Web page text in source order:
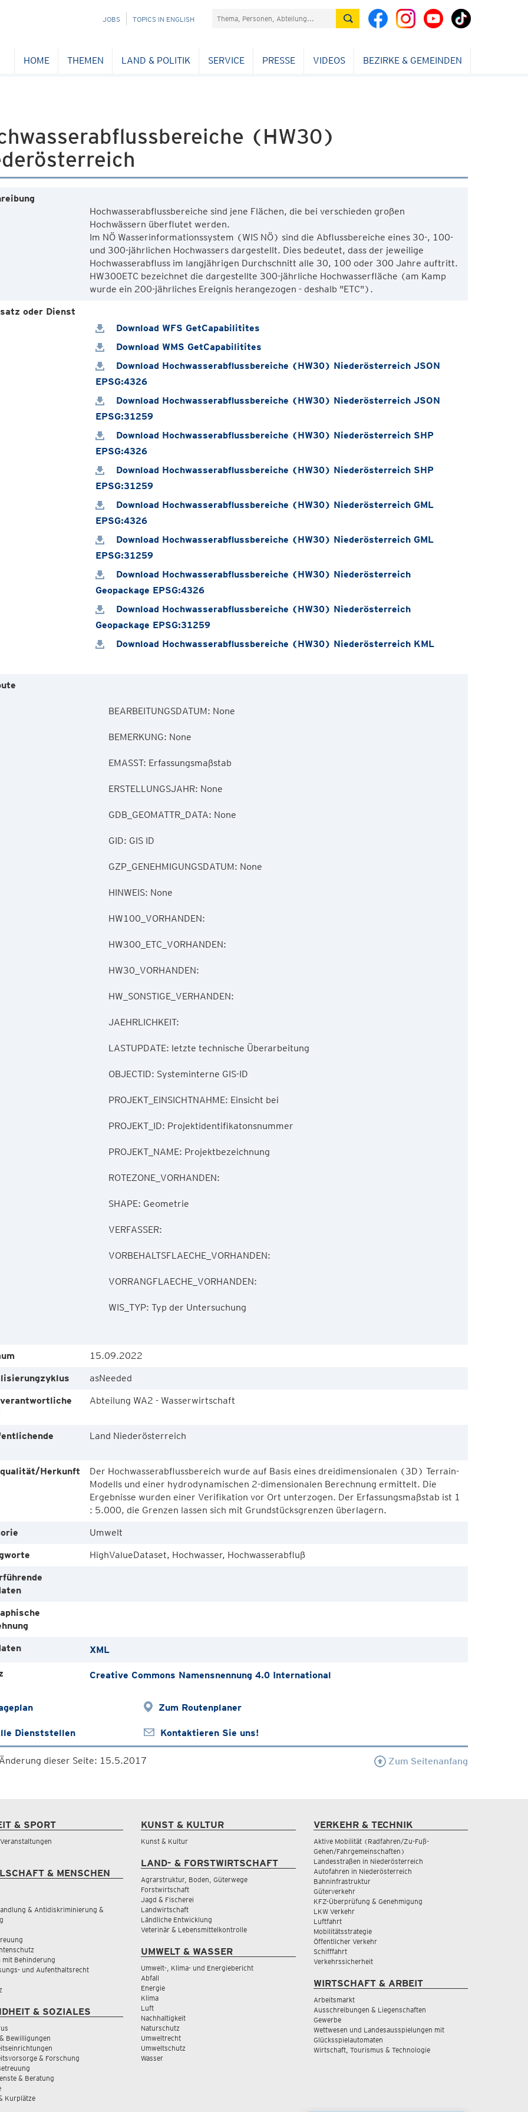
NAVIGATION
JOBS TOPICS IN ENGLISH Suchefeld
HOME THEMEN LAND & POLITIK SERVICE PRESSE VIDEOS BEZIRKE & GEMEINDEN
(HW30)
Hochwasserabflussbereiche sind jene Flächen, die bei verschieden großen
Hochwässern überflutet werden.
Im NÖ Wasserinformationssystem (WIS NÖ) sind die Abflussbereiche eines 30-, 100-
und 300-jährlichen Hochwassers dargestellt. Dies bedeutet, dass der jeweilige
Hochwasserabfluss im langjährigen Durchschnitt alle 30, 100 oder 300 Jahre auftritt.
HW300ETC bezeichnet die dargestellte 300-jährliche Hochwasserfläche (am Kamp
oder Dienst
Download WFS GetCapabilitites
Download WMS GetCapabilitites
Download Hochwasserabflussbereiche (HW30) Niederösterreich JSON
EPSG:4326
Download Hochwasserabflussbereiche (HW30) Niederösterreich JSON
EPSG:31259
Download Hochwasserabflussbereiche (HW30) Niederösterreich SHP
EPSG:4326
Download Hochwasserabflussbereiche (HW30) Niederösterreich SHP
EPSG:31259
Download Hochwasserabflussbereiche (HW30) Niederösterreich GML
EPSG:4326
Download Hochwasserabflussbereiche (HW30) Niederösterreich GML
EPSG:31259
Download Hochwasserabflussbereiche (HW30) Niederösterreich
Geopackage EPSG:4326
Download Hochwasserabflussbereiche (HW30) Niederösterreich
Geopackage EPSG:31259
Download Hochwasserabflussbereiche (HW30) Niederösterreich KML
15.09.2022
asNeeded
Abteilung WA2 - Wasserwirtschaft
Land Niederösterreich
Herkunft
Der Hochwasserabflussbereich wurde auf Basis eines dreidimensionalen (3D) Terrain-
Modells und einer hydrodynamischen 2-dimensionalen Berechnung ermittelt. Die
Ergebnisse wurden einer Verifikation vor Ort unterzogen. Der Erfassungsmaßstab ist 1
: 5.000, die Grenzen lassen sich mit Grundstücksgrenzen überlagern.
Umwelt
HighValueDataset, Hochwasser, Hochwasserabfluß
XML
Creative Commons Namensnennung 4.0 International
Zum Routenplaner
Dienststellen Kontaktieren Sie uns!
dieser Seite: 15.5.2017 Zum Seitenanfang
& SPORT
& MENSCHEN
& Antidiskriminierung &
mit Behinderung
und Aufenthaltsrecht
& SOZIALES
Bewilligungen
& Forschung
& Beratung
Kurplätze
KUNST & KULTUR
Kunst & Kultur
LAND- & FORSTWIRTSCHAFT
Agrarstruktur, Boden, Güterwege
Forstwirtschaft
Jagd & Fischerei
Landwirtschaft
Ländliche Entwicklung
Veterinär & Lebensmittelkontrolle
UMWELT & WASSER
Umwelt-, Klima- und Energiebericht
Abfall
Energie
Klima
Luft
Nachhaltigkeit
Naturschutz
Umweltrecht
Umweltschutz
Wasser
VERKEHR & TECHNIK
Aktive Mobilität (Radfahren/Zu-Fuß-
Gehen/Fahrgemeinschaften)
Landesstraßen in Niederösterreich
Autofahren in Niederösterreich
Bahninfrastruktur
Güterverkehr
KFZ-Überprüfung & Genehmigung
LKW Verkehr
Luftfahrt
Mobilitätsstrategie
Öffentlicher Verkehr
Schifffahrt
Verkehrssicherheit
WIRTSCHAFT & ARBEIT
Arbeitsmarkt
Ausschreibungen & Liegenschaften
Gewerbe
Wettwesen und Landesausspielungen mit
Glücksspielautomaten
Wirtschaft, Tourismus & Technologie